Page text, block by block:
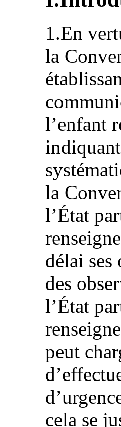
1.En
la
l’enfant
la
l’État
délai ses
des
l’État
peut
cela se